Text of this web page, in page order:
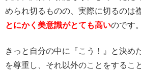
められ切るものの、実際に切るのは
とにかく美意識がとても高いのです。
きっと自分の中に『こう！』と決め
を尊重し、それ以外のことをするこ